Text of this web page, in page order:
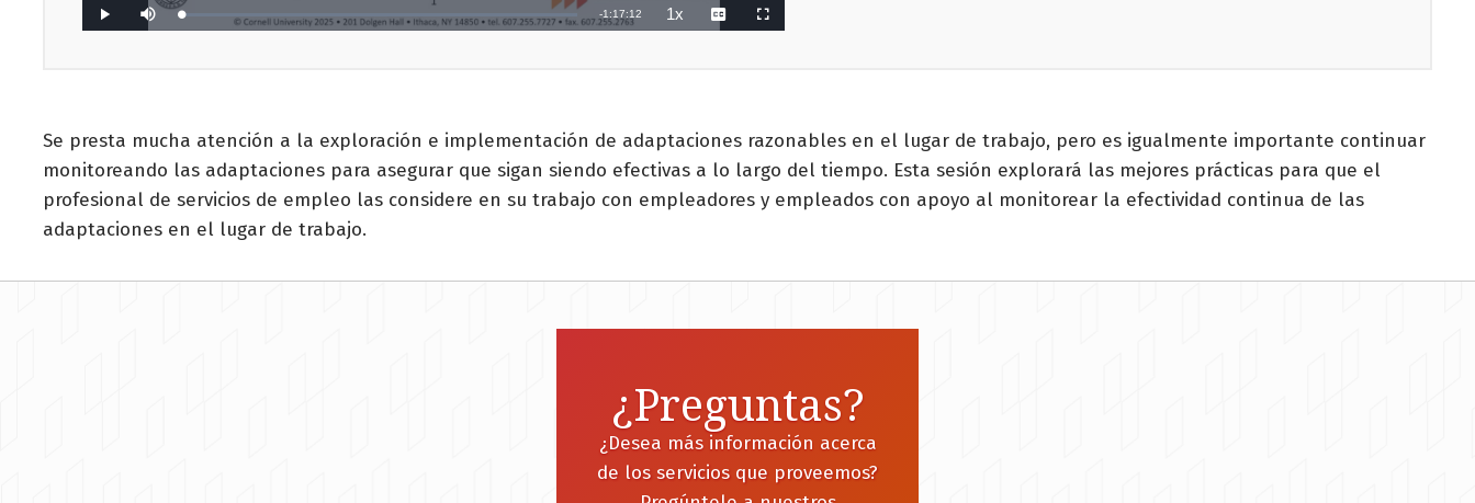
Se presta mucha atención a la exploración e implementación de adaptaciones razonables en el lugar de trabajo, pero es igualmente importante continuar
monitoreando las adaptaciones para asegurar que sigan siendo efectivas a lo largo del tiempo. Esta sesión explorará las mejores prácticas para que el
profesional de servicios de empleo las considere en su trabajo con empleadores y empleados con apoyo al monitorear la efectividad continua de las
adaptaciones en el lugar de trabajo.
¿Preguntas?
¿Desea más información acerca
de los servicios que proveemos?